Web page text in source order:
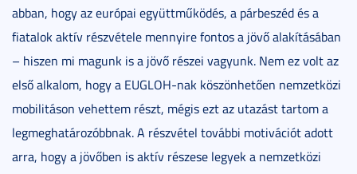
abban, hogy az európai együttműködés, a párbeszéd és a
fiatalok aktív részvétele mennyire fontos a jövő alakításában
– hiszen mi magunk is a jövő részei vagyunk. Nem ez volt az
első alkalom, hogy a EUGLOH-nak köszönhetően nemzetközi
mobilitáson vehettem részt, mégis ezt az utazást tartom a
legmeghatározóbbnak. A részvétel további motivációt adott
arra, hogy a jövőben is aktív részese legyek a nemzetközi